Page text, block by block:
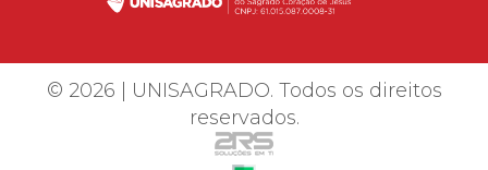
© 2026 | UNISAGRADO. Todos os direitos
reservados.